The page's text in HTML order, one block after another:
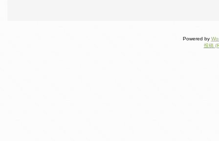
Powered by
投稿